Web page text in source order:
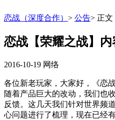
恋战（深度合作） > 公告> 正文
恋战【荣耀之战】
2016-10-19 网络
各位新老玩家，大家好，《恋
随着产品巨大的改动，我们也
反馈。这几天我们针对世界频
心问题进行了梳理，现在已经